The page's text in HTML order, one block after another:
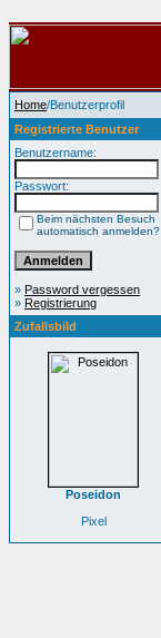
Home/Benutzerprofil
Registrierte Benutzer
Benutzername:
Passwort:
Beim nächsten Besuch
automatisch anmelden?
» Password vergessen
» Registrierung
Zufallsbild
Poseidon
Pixel